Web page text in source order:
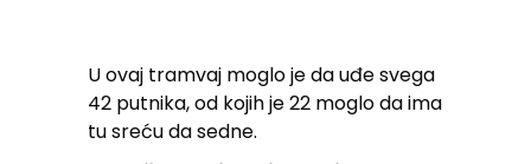
U ovaj tramvaj moglo je da uđe svega
42 putnika, od kojih je 22 moglo da ima
tu sreću da sedne.